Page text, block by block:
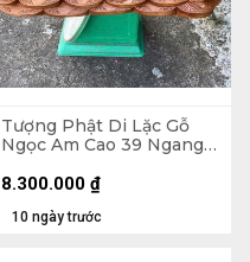
Tượng Phật Di Lặc Gỗ
Ngọc Am Cao 39 Ngang
10 ngày trước
8.300.000 ₫